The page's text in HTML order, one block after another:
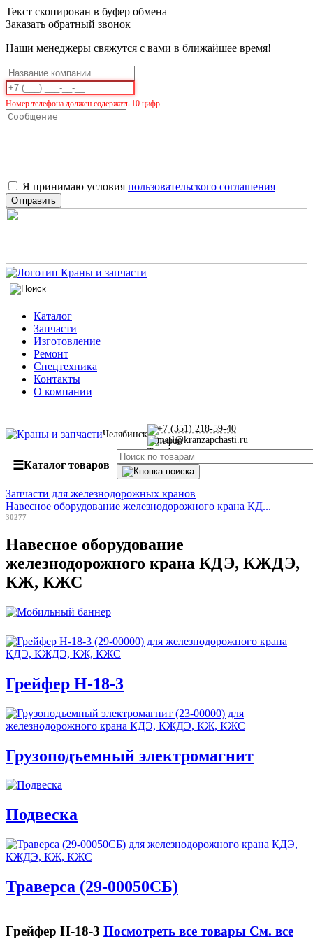
Текст скопирован в буфер обмена
Заказать обратный звонок
Наши менеджеры свяжутся с вами в ближайшее время!
Номер телефона должен содержать 10 цифр.
Я принимаю условия пользовательского соглашения
Отправить
Каталог
Запчасти
Изготовление
Ремонт
Спецтехника
Контакты
О компании
Челябинск
+7 (351) 218-59-40
mail@kranzapchasti.ru
☰Каталог товаров
Запчасти для железнодорожных кранов
Навесное оборудование железнодорожного крана КД...
30277
Навесное оборудование
железнодорожного крана КДЭ, КЖДЭ,
КЖ, КЖС
Грейфер Н-18-3
Грузоподъемный электромагнит
Подвеска
Траверса (29-00050СБ)
Грейфер Н-18-3 Посмотреть все товары См. все